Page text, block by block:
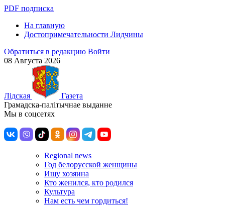
PDF подписка
На главную
Достопримечательности Лидчины
Обратиться в редакцию Войти
08 Августа 2026
Лiдская
Газета
Грамадска-палiтычнае выданне
Мы в соцсетях
Regional news
Год белорусской женщины
Ищу хозяина
Кто женился, кто родился
Культура
Нам есть чем гордиться!